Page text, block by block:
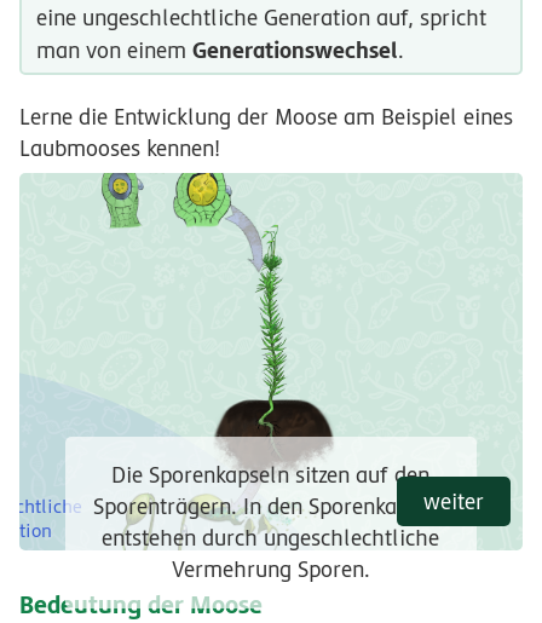
eine ungeschlechtliche Generation auf, spricht
man von einem Generationswechsel.
Lerne die Entwicklung der Moose am Beispiel eines
Laubmooses kennen!
Die Sporenkapseln sitzen auf den
Sporenträgern. In den Sporenkapseln
entstehen durch ungeschlechtliche
Vermehrung Sporen.
weiter
Bedeutung der Moose